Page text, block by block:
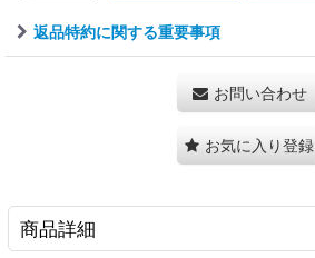
返品特約に関する重要事項
お問い合わせ
お気に入り登録
商品詳細